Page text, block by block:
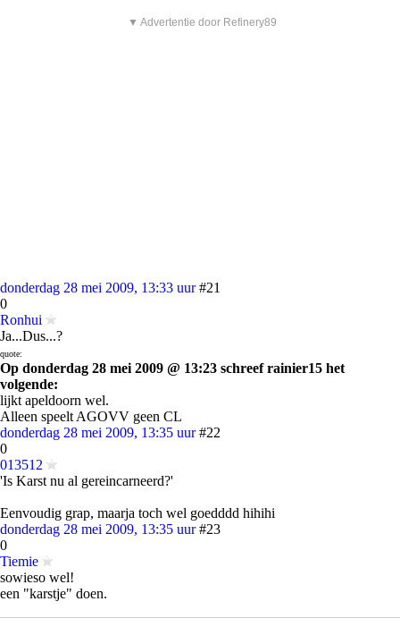
▼ Advertentie door Refinery89
donderdag 28 mei 2009, 13:33 uur #21
0
Ronhui
Ja...Dus...?
quote:
Op donderdag 28 mei 2009 @ 13:23 schreef rainier15 het
volgende:
lijkt apeldoorn wel.
Alleen speelt AGOVV geen CL
donderdag 28 mei 2009, 13:35 uur #22
0
013512
'Is Karst nu al gereincarneerd?'
Eenvoudig grap, maarja toch wel goedddd hihihi
donderdag 28 mei 2009, 13:35 uur #23
0
Tiemie
sowieso wel!
een "karstje" doen.